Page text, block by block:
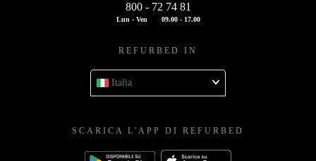
800 - 72 74 81
Lun - Ven 09.00 - 17.00
REFURBED IN
Italia
SCARICA L'APP DI REFURBED